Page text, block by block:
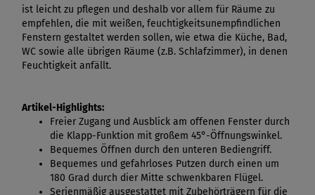
ist leicht zu pflegen und deshalb vor allem für Räume zu
empfehlen, die mit weißen, feuchtigkeitsunempfindlichen
Fenstern gestaltet werden sollen, wie etwa die Küche, Bad,
WC sowie alle übrigen Räume (z.B. Schlafzimmer), in denen
Feuchtigkeit anfällt.
Artikel-Highlights:
Freier Zugang und Ausblick am offenen Fenster durch
die Klapp-Funktion mit großem 45°-Öffnungswinkel.
Bequemes Öffnen durch den unteren Bediengriff.
Bequemes und gefahrloses Putzen durch einen um
180 Grad durch dier Mitte schwenkbaren Flügel.
Serienmäßig ausgestattet mit Zubehörträgern für die